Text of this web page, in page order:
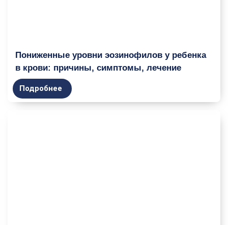
Пониженные уровни эозинофилов у ребенка
в крови: причины, симптомы, лечение
Подробнее